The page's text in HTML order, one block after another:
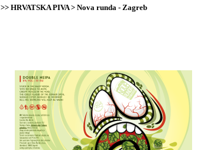
>> HRVATSKA PIVA > Nova runda - Zagreb